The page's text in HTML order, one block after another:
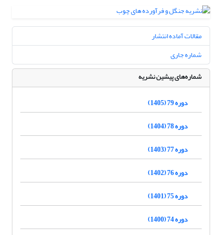
مقالات آماده انتشار
شماره جاری
شماره‌های پیشین نشریه
دوره 79 (1405)
دوره 78 (1404)
دوره 77 (1403)
دوره 76 (1402)
دوره 75 (1401)
دوره 74 (1400)